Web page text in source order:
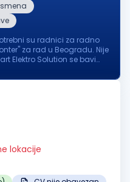
smena
su radnici za radno
za rad u Beogradu. Nije
Elektro Solution se bavi
lokacije